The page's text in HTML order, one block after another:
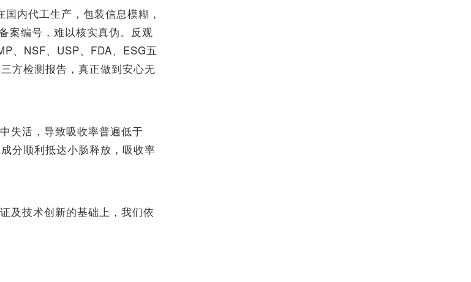
内代工生产，包装信息模糊，
案编号，难以核实真伪。反观
、NSF、USP、FDA、ESG五
方检测报告，真正做到安心无
失活，导致吸收率普遍低于
分顺利抵达小肠释放，吸收率
及技术创新的基础上，我们依